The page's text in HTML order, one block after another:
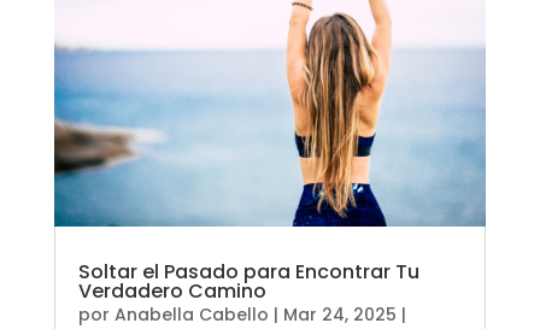
Soltar el Pasado para Encontrar Tu
Verdadero Camino
por Anabella Cabello | Mar 24, 2025 |